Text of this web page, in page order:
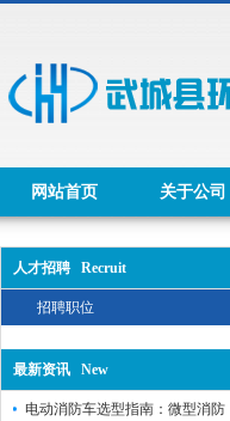
网站首页 关于公司
人才招聘 Recruit
招聘职位
最新资讯 New
电动消防车选型指南：微型消防